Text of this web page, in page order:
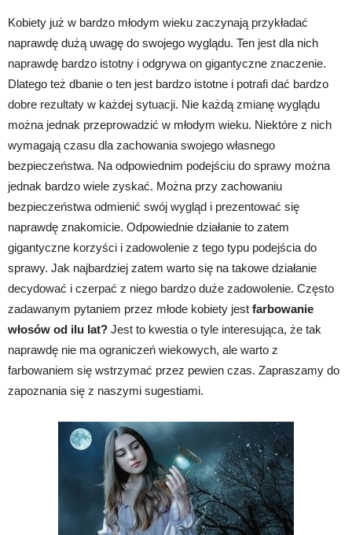
Kobiety już w bardzo młodym wieku zaczynają przykładać
naprawdę dużą uwagę do swojego wyglądu. Ten jest dla nich
naprawdę bardzo istotny i odgrywa on gigantyczne znaczenie.
Dlatego też dbanie o ten jest bardzo istotne i potrafi dać bardzo
dobre rezultaty w każdej sytuacji. Nie każdą zmianę wyglądu
można jednak przeprowadzić w młodym wieku. Niektóre z nich
wymagają czasu dla zachowania swojego własnego
bezpieczeństwa. Na odpowiednim podejściu do sprawy można
jednak bardzo wiele zyskać. Można przy zachowaniu
bezpieczeństwa odmienić swój wygląd i prezentować się
naprawdę znakomicie. Odpowiednie działanie to zatem
gigantyczne korzyści i zadowolenie z tego typu podejścia do
sprawy. Jak najbardziej zatem warto się na takowe działanie
decydować i czerpać z niego bardzo duże zadowolenie. Często
zadawanym pytaniem przez młode kobiety jest farbowanie
włosów od ilu lat? Jest to kwestia o tyle interesująca, że tak
naprawdę nie ma ograniczeń wiekowych, ale warto z
farbowaniem się wstrzymać przez pewien czas. Zapraszamy do
zapoznania się z naszymi sugestiami.